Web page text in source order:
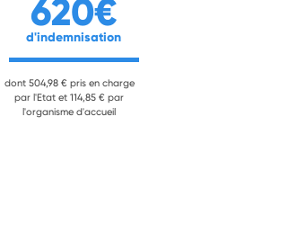
620€
d'indemnisation
dont 504,98 € pris en charge
par l'Etat et 114,85 € par
l'organisme d'accueil